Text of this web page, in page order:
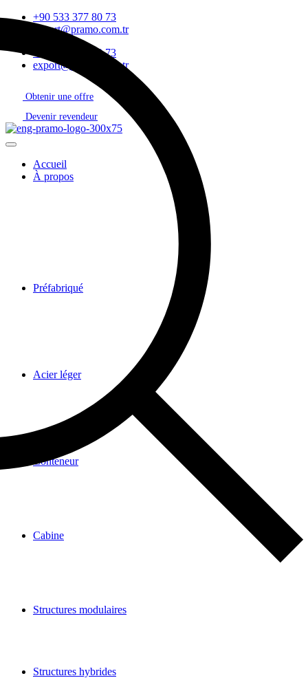
+90 533 377 80 73
export@pramo.com.tr
+90 533 377 80 73
export@pramo.com.tr
Obtenir une offre
Devenir revendeur
Accueil
À propos
Préfabriqué
Acier léger
Conteneur
Cabine
Structures modulaires
Structures hybrides